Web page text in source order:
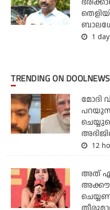
1
TRENDING ON DOOLNEWS
മോദി
12
അത്